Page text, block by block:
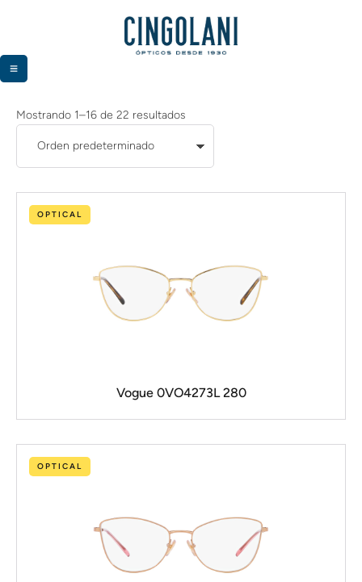
Mostrando 1–16 de 22 resultados
OPTICAL
Vogue 0VO4273L 280
OPTICAL